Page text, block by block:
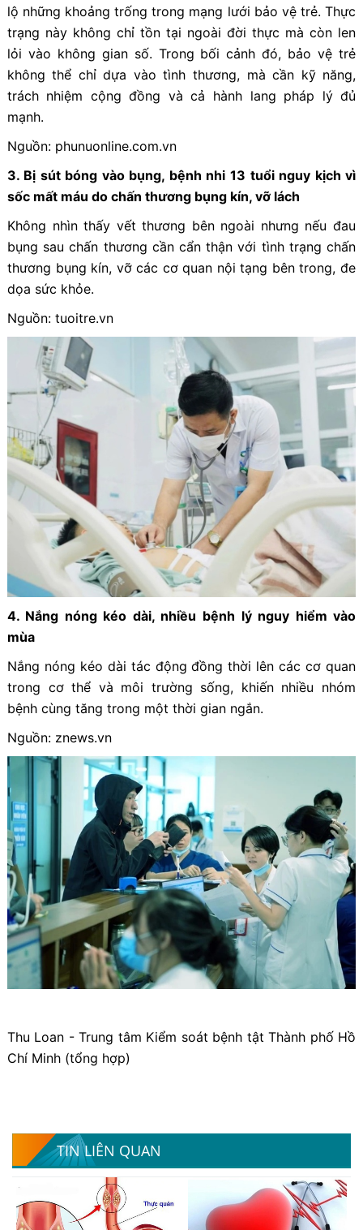
lộ những khoảng trống trong mạng lưới bảo vệ trẻ. Thực
trạng này không chỉ tồn tại ngoài đời thực mà còn len
lỏi vào không gian số. Trong bối cảnh đó, bảo vệ trẻ
không thể chỉ dựa vào tình thương, mà cần kỹ năng,
trách nhiệm cộng đồng và cả hành lang pháp lý đủ
mạnh.
Nguồn: phunuonline.com.vn
3. Bị sút bóng vào bụng, bệnh nhi 13 tuổi nguy kịch vì
sốc mất máu do chấn thương bụng kín, vỡ lách
Không nhìn thấy vết thương bên ngoài nhưng nếu đau
bụng sau chấn thương cần cẩn thận với tình trạng chấn
thương bụng kín, vỡ các cơ quan nội tạng bên trong, đe
dọa sức khỏe.
Nguồn: tuoitre.vn
4. Nắng nóng kéo dài, nhiều bệnh lý nguy hiểm vào
mùa
Nắng nóng kéo dài tác động đồng thời lên các cơ quan
trong cơ thể và môi trường sống, khiến nhiều nhóm
bệnh cùng tăng trong một thời gian ngắn.
Nguồn: znews.vn
Thu Loan - Trung tâm Kiểm soát bệnh tật Thành phố Hồ
Chí Minh (tổng hợp)
TIN LIÊN QUAN